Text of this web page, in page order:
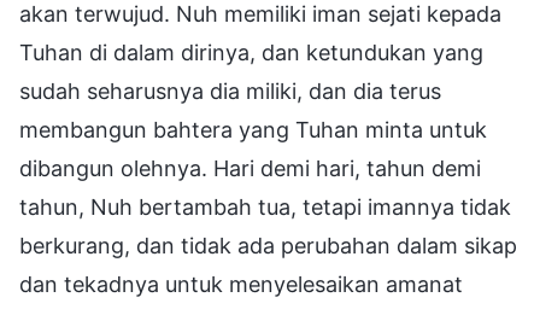
akan terwujud. Nuh memiliki iman sejati kepada
Tuhan di dalam dirinya, dan ketundukan yang
sudah seharusnya dia miliki, dan dia terus
membangun bahtera yang Tuhan minta untuk
dibangun olehnya. Hari demi hari, tahun demi
tahun, Nuh bertambah tua, tetapi imannya tidak
berkurang, dan tidak ada perubahan dalam sikap
dan tekadnya untuk menyelesaikan amanat